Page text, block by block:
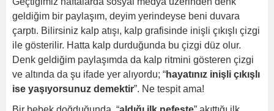
geldiğim bir paylaşım, deyim yerindeyse beni duvara
çarptı. Bilirsiniz kalp atışı, kalp grafisinde inişli çıkışlı çizgi
ile gösterilir. Hatta kalp durduğunda bu çizgi düz olur.
Denk geldiğim paylaşımda da kalp ritmini gösteren çizgi
ve altında da şu ifade yer alıyordu; “hayatınız inişli çıkışlı
ise yaşıyorsunuz demektir”. Ne tespit ama!